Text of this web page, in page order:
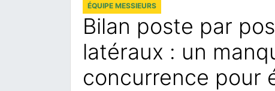
ÉQUIPE MESSIEURS
Bilan poste par
latéraux : un
concurrence pour